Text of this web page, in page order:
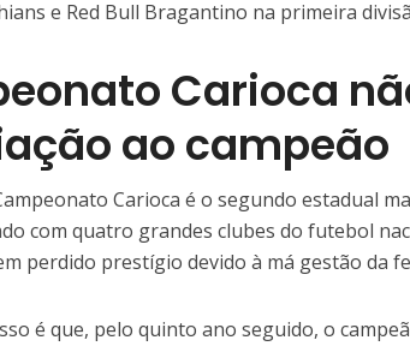
e Red Bull Bragantino na primeira
Carioca
ao campeão
Carioca é o segundo estadual
com quatro grandes clubes do futebol
perdido prestígio devido à má gestão da
é que, pelo quinto ano seguido, o